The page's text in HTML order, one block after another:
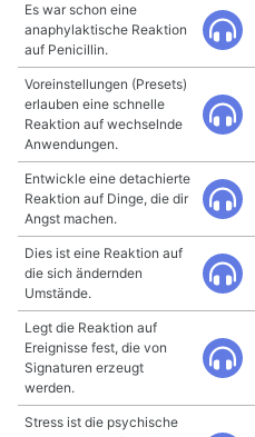
Es war schon eine
anaphylaktische Reaktion
auf Penicillin.
Voreinstellungen (Presets)
erlauben eine schnelle
Reaktion auf wechselnde
Anwendungen.
Entwickle eine detachierte
Reaktion auf Dinge, die dir
Angst machen.
Dies ist eine Reaktion auf
die sich ändernden
Umstände.
Legt die Reaktion auf
Ereignisse fest, die von
Signaturen erzeugt
werden.
Stress ist die psychische